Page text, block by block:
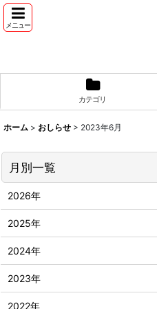
メニュー
カテゴリ
ホーム > おしらせ > 2023年6月
月別一覧
2026年
2025年
2024年
2023年
2022年